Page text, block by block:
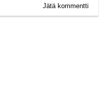
Jätä kommentti